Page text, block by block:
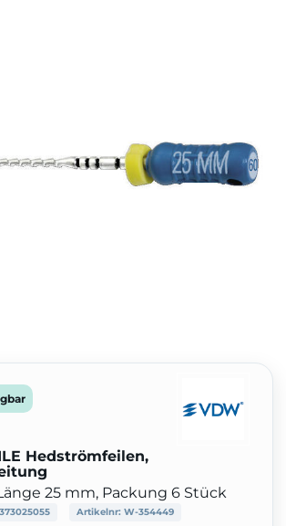
Hedströmfeilen,
25 mm, Packung 6 Stück
Artikelnr: W-354449